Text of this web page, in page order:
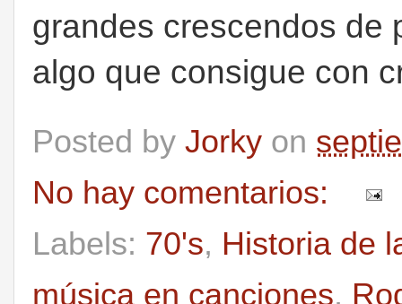
grandes crescendos de
algo que consigue con
Posted by Jorky on
No hay comentarios:
Labels: 70's, Historia de
música en canciones,